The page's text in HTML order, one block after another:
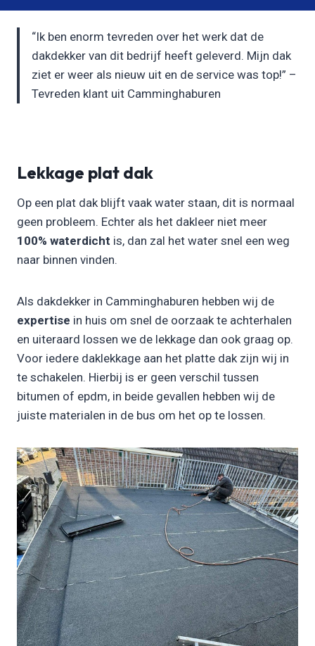
“Ik ben enorm tevreden over het werk dat de
dakdekker van dit bedrijf heeft geleverd. Mijn dak
ziet er weer als nieuw uit en de service was top!” –
Tevreden klant uit Camminghaburen
Lekkage plat dak
Op een plat dak blijft vaak water staan, dit is normaal
geen probleem. Echter als het dakleer niet meer
100% waterdicht is, dan zal het water snel een weg
naar binnen vinden.
Als dakdekker in Camminghaburen hebben wij de
expertise in huis om snel de oorzaak te achterhalen
en uiteraard lossen we de lekkage dan ook graag op.
Voor iedere daklekkage aan het platte dak zijn wij in
te schakelen. Hierbij is er geen verschil tussen
bitumen of epdm, in beide gevallen hebben wij de
juiste materialen in de bus om het op te lossen.